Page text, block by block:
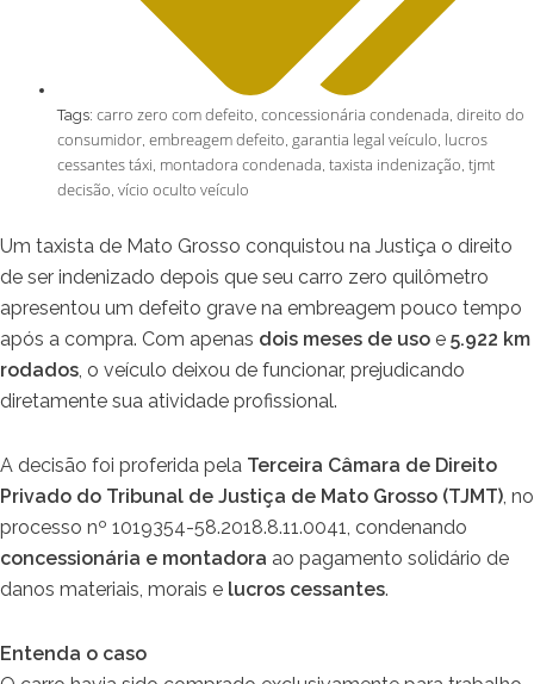
Tags: carro zero com defeito, concessionária condenada, direito do
consumidor, embreagem defeito, garantia legal veículo, lucros
cessantes táxi, montadora condenada, taxista indenização, tjmt
decisão, vício oculto veículo
Um taxista de Mato Grosso conquistou na Justiça o direito
de ser indenizado depois que seu carro zero quilômetro
apresentou um defeito grave na embreagem pouco tempo
após a compra. Com apenas dois meses de uso e 5.922 km
rodados, o veículo deixou de funcionar, prejudicando
diretamente sua atividade profissional.
A decisão foi proferida pela Terceira Câmara de Direito
Privado do Tribunal de Justiça de Mato Grosso (TJMT), no
processo nº 1019354-58.2018.8.11.0041, condenando
concessionária e montadora ao pagamento solidário de
danos materiais, morais e lucros cessantes.
Entenda o caso